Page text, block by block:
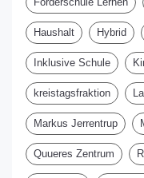
Haushalt Hybrid
Inklusive Schule
kreistagsfraktion
Markus Jerrentrup
Quueres Zentrum